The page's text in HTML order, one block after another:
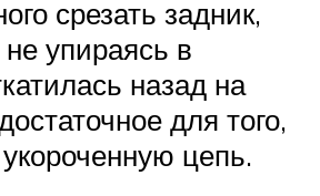
срезать задник,
упираясь в
назад на
для того,
цепь.